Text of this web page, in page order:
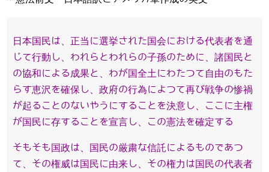
日本国民は、正当に選挙された国会における代表者を通
じて行動し、われらとわれらの子孫のために、諸国民と
の協和による成果と、わが国全土にわたつて自由のもた
らす恵沢を確保し、政府の行為によつて再び戦争の惨禍
が起ることのないやうにすることを決意し、ここに主権
が国民に存することを宣言し、この憲法を確定する
そもそも国政は、国民の厳粛な信託によるものであつ
て、その権威は国民に由来し、その権力は国民の代表者